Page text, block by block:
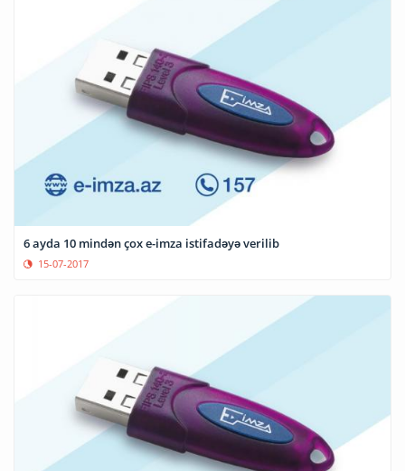
6 ayda 10 mindən çox e-imza istifadəyə verilib
15-07-2017